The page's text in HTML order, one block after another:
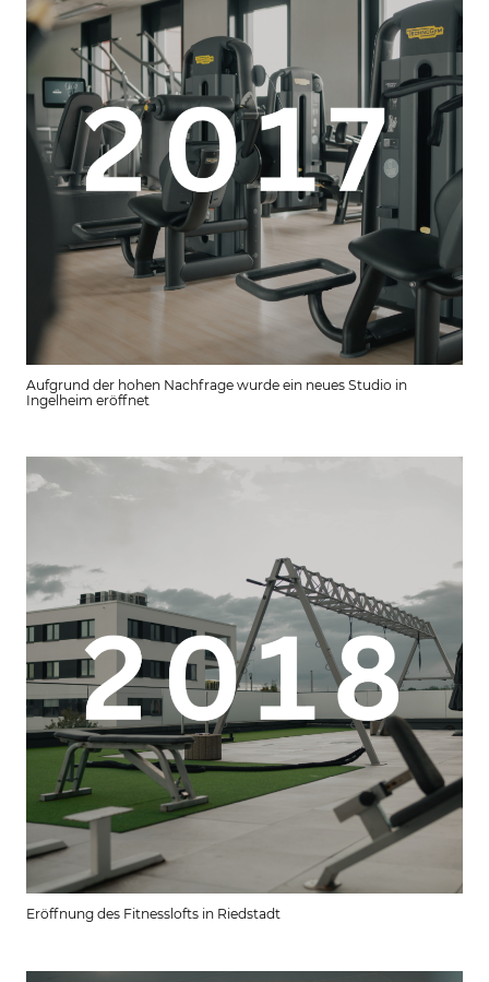
Aufgrund der hohen Nachfrage wurde ein neues Studio in
Ingelheim eröffnet
Eröffnung des Fitnesslofts in Riedstadt